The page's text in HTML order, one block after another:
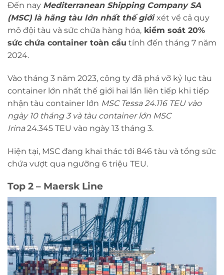
Đến nay Mediterranean Shipping Company SA
(MSC) là hãng tàu lớn nhất thế giới xét về cả quy
mô đội tàu và sức chứa hàng hóa, kiểm soát 20%
sức chứa container toàn cầu tính đến tháng 7 năm
2024.
Vào tháng 3 năm 2023, công ty đã phá vỡ kỷ lục tàu
container lớn nhất thế giới hai lần liên tiếp khi tiếp
nhận tàu container lớn MSC Tessa 24.116 TEU vào
ngày 10 tháng 3 và tàu container lớn MSC
Irina24.345 TEU vào ngày 13 tháng 3.
Hiện tại, MSC đang khai thác tới 846 tàu và tổng sức
chứa vượt qua ngưỡng 6 triệu TEU.
Top 2 – Maersk Line